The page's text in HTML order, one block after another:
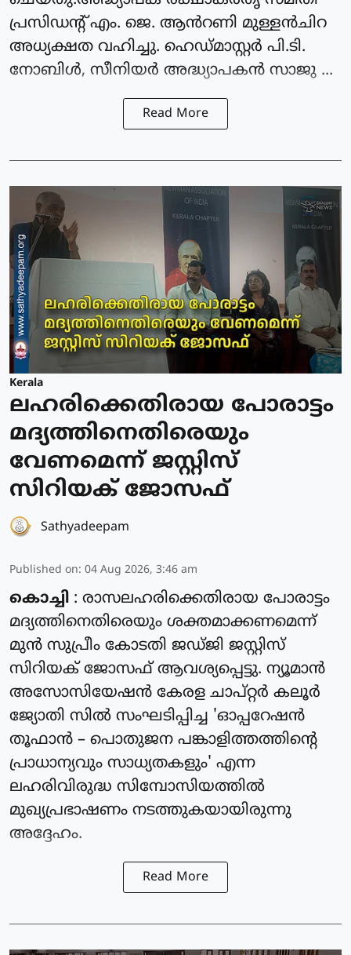
പ്രസിഡന്റ്‌ എം. ജെ. ആൻറണി മുള്ളൻചിറ
അധ്യക്ഷത വഹിച്ചു. ഹെഡ്മാസ്റ്റർ പി.ടി.
നോബിൾ, സീനിയർ അദ്ധ്യാപകൻ സാജു ...
Read More
Kerala
ലഹരിക്കെതിരായ പോരാട്ടം
മദ്യത്തിനെതിരെയും
വേണമെന്ന് ജസ്റ്റിസ്
സിറിയക് ജോസഫ്
Sathyadeepam
Published on: 04 Aug 2026, 3:46 am
കൊച്ചി : രാസലഹരിക്കെതിരായ പോരാട്ടം
മദ്യത്തിനെതിരെയും ശക്തമാക്കണമെന്ന്
മുൻ സുപ്രീം കോടതി ജഡ്ജി ജസ്റ്റിസ്
സിറിയക് ജോസഫ് ആവശ്യപ്പെട്ടു. ന്യൂമാൻ
അസോസിയേഷൻ കേരള ചാപ്റ്റർ കലൂർ
ജ്യോതി സിൽ സംഘടിപ്പിച്ച 'ഓപ്പറേഷൻ
തൂഫാൻ – പൊതുജന പങ്കാളിത്തത്തിന്റെ
പ്രാധാന്യവും സാധ്യതകളും' എന്ന
ലഹരിവിരുദ്ധ സിമ്പോസിയത്തിൽ
മുഖ്യപ്രഭാഷണം നടത്തുകയായിരുന്നു
അദ്ദേഹം.
Read More